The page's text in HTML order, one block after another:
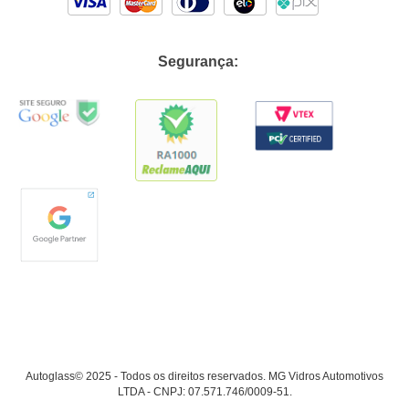
Segurança:
Autoglass© 2025 - Todos os direitos reservados. MG Vidros Automotivos
LTDA - CNPJ: 07.571.746/0009-51.